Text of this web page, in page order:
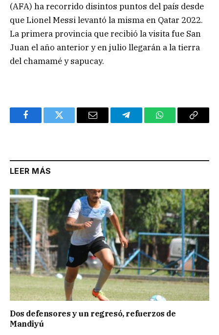
(AFA) ha recorrido disintos puntos del país desde
que Lionel Messi levantó la misma en Qatar 2022.
La primera provincia que recibió la visita fue San
Juan el año anterior y en julio llegarán a la tierra
del chamamé y sapucay.
FacebookTwitter Email TelegramWhatsAppCopy
LEER MÁS
Dos defensores y un regresó, refuerzos de
Mandiyú